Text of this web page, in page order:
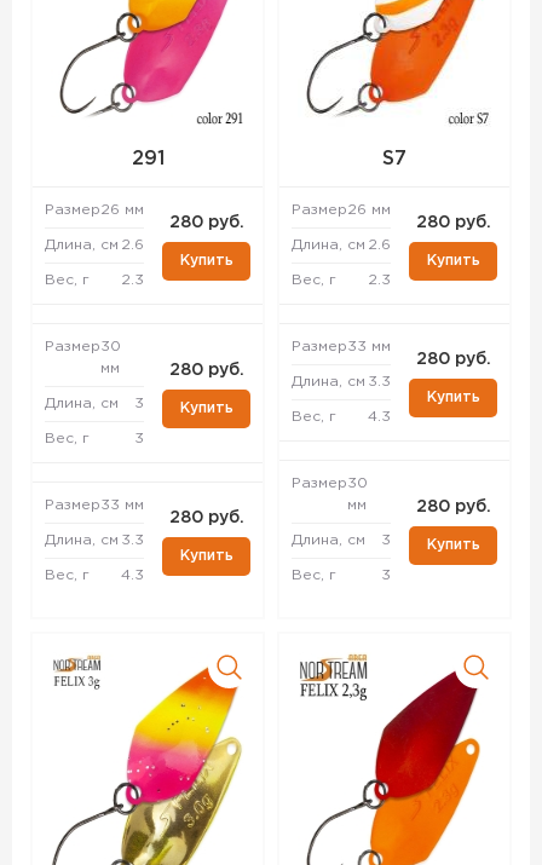
291
Размер26 мм
Длина, см 2.6
Вес, г 2.3
280 руб.
Купить
Размер30
мм
Длина, см 3
Вес, г 3
280 руб.
Купить
Размер33 мм
Длина, см 3.3
Вес, г 4.3
280 руб.
Купить
S7
Размер26 мм
Длина, см 2.6
Вес, г 2.3
280 руб.
Купить
Размер33 мм
Длина, см 3.3
Вес, г 4.3
280 руб.
Купить
Размер30
мм
Длина, см 3
Вес, г 3
280 руб.
Купить